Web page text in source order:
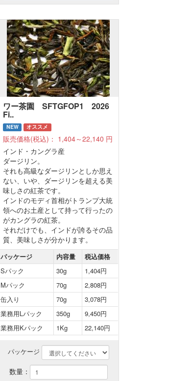
ワー茶園 SFTGFOP1 2026
Fi..
NEW オススメ
販売価格(税込)： 1,404～22,140 円
インド・カングラ産
ダージリン。
それも高級なダージリンとしか思え
ない、いや、ダージリンを超える美
味しさの紅茶です。
インドのモディ首相がトランプ大統
領へのお土産として持って行ったの
がカングラの紅茶。
それだけでも、インドが誇るその品
質、美味しさが分かります。
パッケージ 内容量
税込価格
Sパック
30g
1,404円
Mパック
70g
2,808円
缶入り
70g
3,078円
業務用Lパック
350g
9,450円
業務用Kパック
1Kg 22,140円
パッケージ
数量：